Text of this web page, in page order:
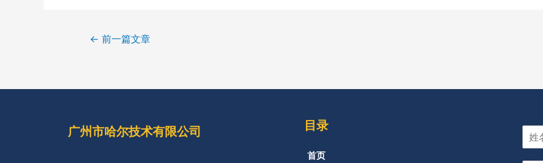
← 前一篇文章
广州市哈尔技术有限公司 目录
首页